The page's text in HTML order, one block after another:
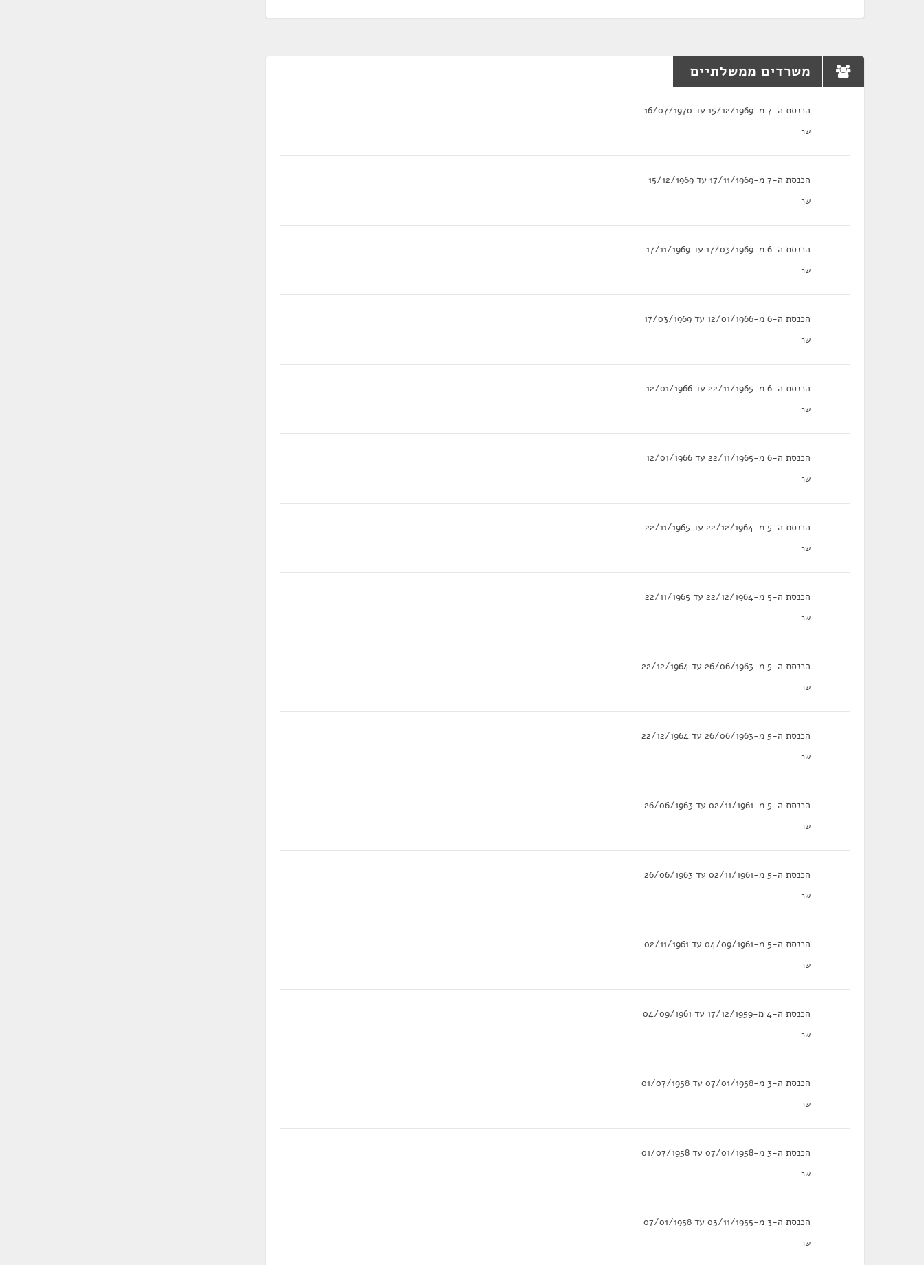
משרדים ממשלתיים
הכנסת ה-7 מ-15/12/1969 עד 16/07/1970
שר
הכנסת ה-7 מ-17/11/1969 עד 15/12/1969
שר
הכנסת ה-6 מ-17/03/1969 עד 17/11/1969
שר
הכנסת ה-6 מ-12/01/1966 עד 17/03/1969
שר
הכנסת ה-6 מ-22/11/1965 עד 12/01/1966
שר
הכנסת ה-6 מ-22/11/1965 עד 12/01/1966
שר
הכנסת ה-5 מ-22/12/1964 עד 22/11/1965
שר
הכנסת ה-5 מ-22/12/1964 עד 22/11/1965
שר
הכנסת ה-5 מ-26/06/1963 עד 22/12/1964
שר
הכנסת ה-5 מ-26/06/1963 עד 22/12/1964
שר
הכנסת ה-5 מ-02/11/1961 עד 26/06/1963
שר
הכנסת ה-5 מ-02/11/1961 עד 26/06/1963
שר
הכנסת ה-5 מ-04/09/1961 עד 02/11/1961
שר
הכנסת ה-4 מ-17/12/1959 עד 04/09/1961
שר
הכנסת ה-3 מ-07/01/1958 עד 01/07/1958
שר
הכנסת ה-3 מ-07/01/1958 עד 01/07/1958
שר
הכנסת ה-3 מ-03/11/1955 עד 07/01/1958
שר